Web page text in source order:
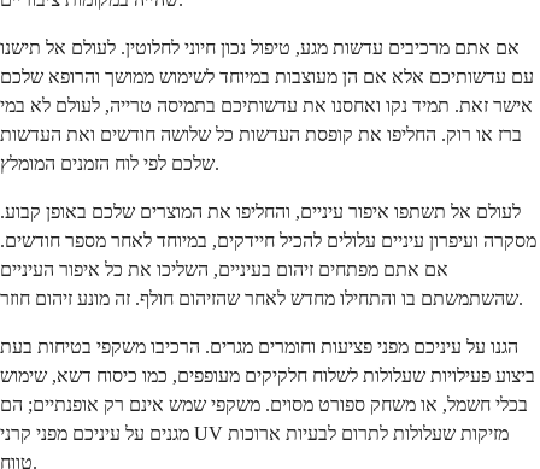
אם אתם מרכיבים עדשות מגע, טיפול נכון חיוני לחלוטין. לעולם אל תישנו
עם עדשותיכם אלא אם הן מעוצבות במיוחד לשימוש ממושך והרופא שלכם
אישר זאת. תמיד נקו ואחסנו את עדשותיכם בתמיסה טרייה, לעולם לא במי
ברז או רוק. החליפו את קופסת העדשות כל שלושה חודשים ואת העדשות
שלכם לפי לוח הזמנים המומלץ.
לעולם אל תשתפו איפור עיניים, והחליפו את המוצרים שלכם באופן קבוע.
מסקרה ועיפרון עיניים עלולים להכיל חיידקים, במיוחד לאחר מספר חודשים.
אם אתם מפתחים זיהום בעיניים, השליכו את כל איפור העיניים
שהשתמשתם בו והתחילו מחדש לאחר שהזיהום חולף. זה מונע זיהום חוזר.
הגנו על עיניכם מפני פציעות וחומרים מגרים. הרכיבו משקפי בטיחות בעת
ביצוע פעילויות שעלולות לשלוח חלקיקים מעופפים, כמו כיסוח דשא, שימוש
בכלי חשמל, או משחק ספורט מסוים. משקפי שמש אינם רק אופנתיים; הם
מגנים על עיניכם מפני קרני UV מזיקות שעלולות לתרום לבעיות ארוכות
טווח.